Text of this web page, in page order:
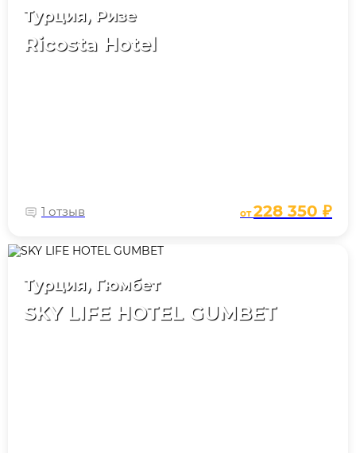
Турция, Ризе
Ricosta Hotel
1 отзыв от228 350 ₽
Турция, Гюмбет
SKY LIFE HOTEL GUMBET